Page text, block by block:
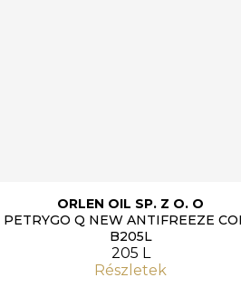
ORLEN OIL SP. Z O. O
PETRYGO Q NEW ANTIFREEZE
B205L
205 L
Részletek